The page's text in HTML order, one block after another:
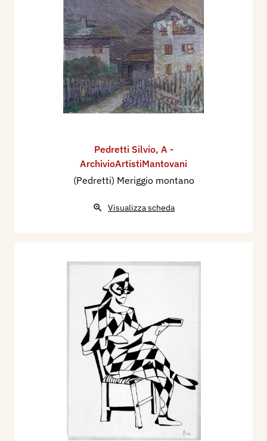
Pedretti Silvio, A -
ArchivioArtistiMantovani
(Pedretti) Meriggio montano
Visualizza scheda